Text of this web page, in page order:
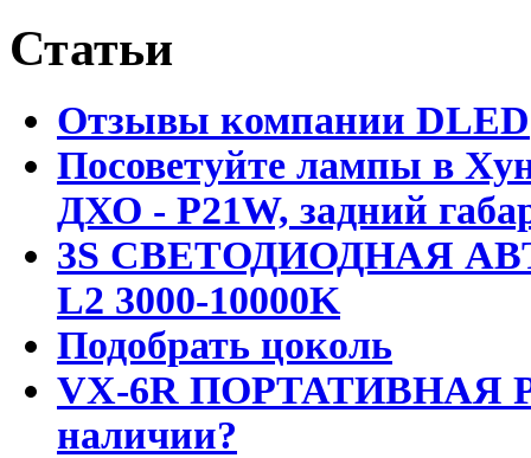
Статьи
Отзывы компании DLED
Посоветуйте лампы в
ДХО - P21W, задний
3S СВЕТОДИОДНАЯ
L2 3000-10000K
Подобрать цоколь
VX-6R ПОРТАТИВНАЯ
наличии?